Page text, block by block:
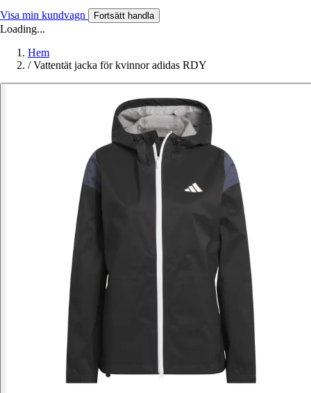
Visa min kundvagn Fortsätt handla
Loading...
Hem
/ Vattentät jacka för kvinnor adidas RDY